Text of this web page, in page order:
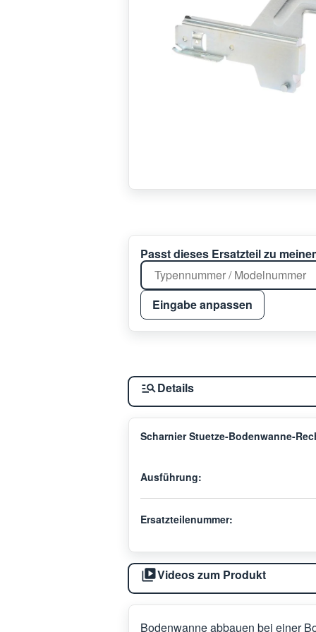
Passt dieses Ersatzteil zu
Eingabe anpassen
Details
Scharnier Stuetze-Bodenwanne-
Ausführung:
Ersatzteilenummer:
Videos zum Produkt
Bodenwanne abbauen bei einer